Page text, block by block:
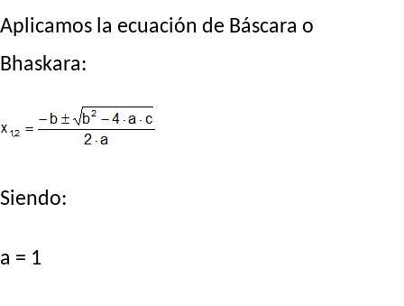
Aplicamos la ecuación de Báscara o
Bhaskara:
Siendo:
a = 1